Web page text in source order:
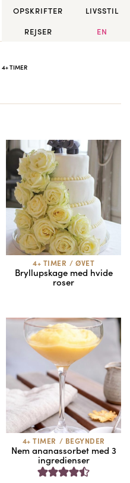
OPSKRIFTER
LIVSSTIL
REJSER
EN
4+ TIMER
4+ TIMER / ØVET
Bryllupskage med hvide
roser
4+ TIMER / BEGYNDER
Nem ananassorbet med 3
ingredienser